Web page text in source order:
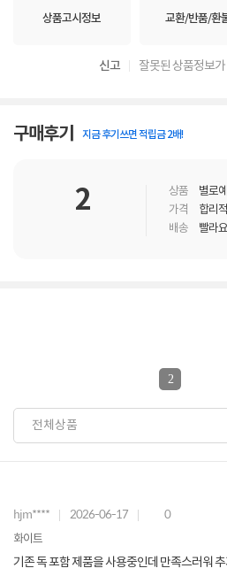
상품고시정보 교환/반품/환
신고 잘못된 상품정보
구매후기 지금 후기쓰면 적립금 2배!
2 상품 별로
가격
합리
배송
빨라요
2
hjm**** 2026-06-17 0
화이트
기존 독 포함 제품을 사용중인데 만족스러워